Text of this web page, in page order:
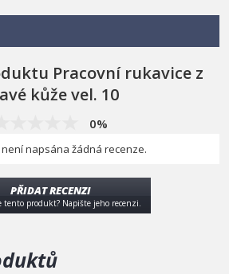
Pracovní rukavice z
kůže vel. 10
0%
napsána žádná recenze.
PŘIDAT RECENZI
tento produkt? Napište jeho recenzi.